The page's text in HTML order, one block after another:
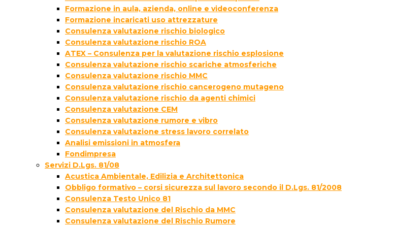
Formazione in aula, azienda, online e videoconferenza
Formazione incaricati uso attrezzature
Consulenza valutazione rischio biologico
Consulenza valutazione rischio ROA
ATEX – Consulenza per la valutazione rischio esplosione
Consulenza valutazione rischio scariche atmosferiche
Consulenza valutazione rischio MMC
Consulenza valutazione rischio cancerogeno mutageno
Consulenza valutazione rischio da agenti chimici
Consulenza valutazione CEM
Consulenza valutazione rumore e vibro
Consulenza valutazione stress lavoro correlato
Analisi emissioni in atmosfera
Fondimpresa
Servizi D.Lgs. 81/08
Acustica Ambientale, Edilizia e Architettonica
Obbligo formativo – corsi sicurezza sul lavoro secondo il D.Lgs. 81/2008
Consulenza Testo Unico 81
Consulenza valutazione del Rischio da MMC
Consulenza valutazione del Rischio Rumore